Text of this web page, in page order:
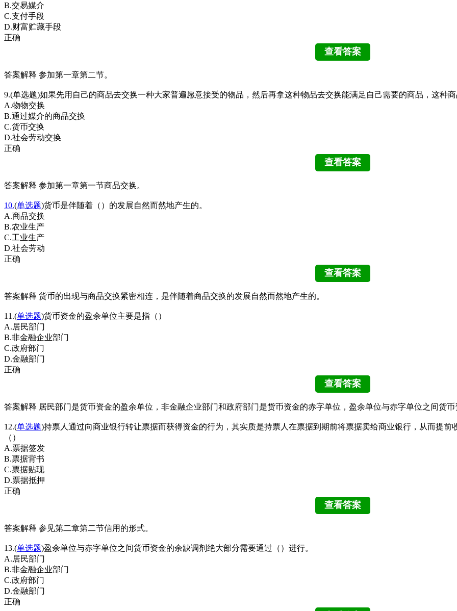
B.交易媒介
C.支付手段
D.财富贮藏手段
正确
答案解释 参加第一章第二节。
9.(单选题)如果先用自己的商品去交换一种大家普遍愿意接受的物品，然后再拿这种物品去交换能满足自己需要的商品，这种商
A.物物交换
B.通过媒介的商品交换
C.货币交换
D.社会劳动交换
正确
答案解释 参加第一章第一节商品交换。
10.(单选题)货币是伴随着（）的发展自然而然地产生的。
A.商品交换
B.农业生产
C.工业生产
D.社会劳动
正确
答案解释 货币的出现与商品交换紧密相连，是伴随着商品交换的发展自然而然地产生的。
11.(单选题)货币资金的盈余单位主要是指（）
A.居民部门
B.非金融企业部门
C.政府部门
D.金融部门
正确
答案解释 居民部门是货币资金的盈余单位，非金融企业部门和政府部门是货币资金的赤字单位，盈余单位与赤字单位之间货
12.(单选题)持票人通过向商业银行转让票据而获得资金的行为，其实质是持票人在票据到期前将票据卖给商业银行，从而提
（）
A.票据签发
B.票据背书
C.票据贴现
D.票据抵押
正确
答案解释 参见第二章第二节信用的形式。
13.(单选题)盈余单位与赤字单位之间货币资金的余缺调剂绝大部分需要通过（）进行。
A.居民部门
B.非金融企业部门
C.政府部门
D.金融部门
正确